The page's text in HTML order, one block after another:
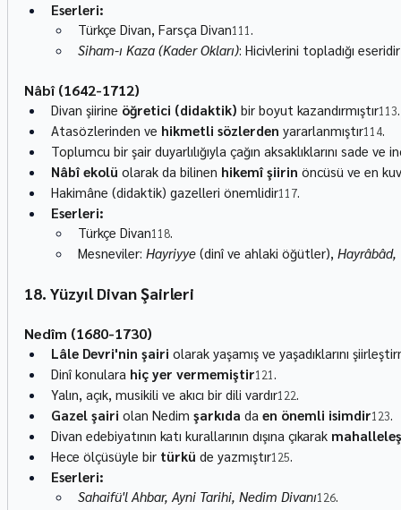
Eserleri:
Türkçe Divan, Farsça Divan111.
Siham-ı Kaza (Kader Okları): Hicivlerini topladığı eseridir
Nâbî (1642-1712)
Divan şiirine öğretici (didaktik) bir boyut kazandırmıştır113.
Atasözlerinden ve hikmetli sözlerden yararlanmıştır114.
Toplumcu bir şair duyarlılığıyla çağın aksaklıklarını sade ve
Nâbî ekolü olarak da bilinen hikemî şiirin öncüsü ve en
Hakimâne (didaktik) gazelleri önemlidir117.
Eserleri:
Türkçe Divan118.
Mesneviler: Hayriyye (dinî ve ahlaki öğütler),
18. Yüzyıl Divan Şairleri
Nedîm (1680-1730)
Lâle Devri'nin şairi olarak yaşamış ve yaşadıklarını
Dinî konulara hiç yer vermemiştir121.
Yalın, açık, musikili ve akıcı bir dili vardır122.
Gazel şairi olan Nedim şarkıda da en önemli isimdir123.
Divan edebiyatının katı kurallarının dışına çıkarak
Hece ölçüsüyle bir türkü de yazmıştır125.
Eserleri:
Sahaifü'l Ahbar, Ayni Tarihi, Nedim Divanı126.